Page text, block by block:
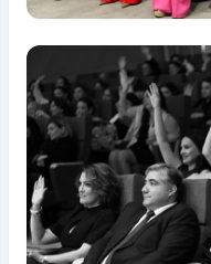
Tam ölçüdə bax